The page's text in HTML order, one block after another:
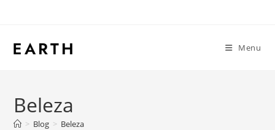
Menu
Beleza
> Blog > Beleza